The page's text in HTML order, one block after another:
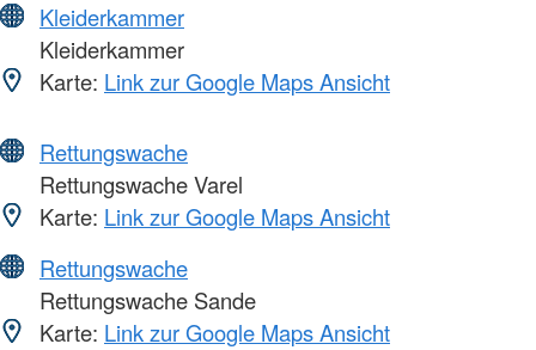
Kleiderkammer
Kleiderkammer
Karte: Link zur Google Maps Ansicht
Rettungswache
Rettungswache Varel
Karte: Link zur Google Maps Ansicht
Rettungswache
Rettungswache Sande
Karte: Link zur Google Maps Ansicht